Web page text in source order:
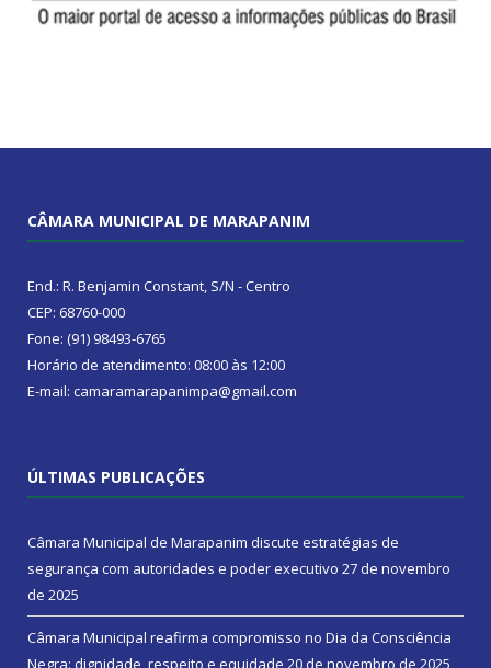
CÂMARA MUNICIPAL DE MARAPANIM
End.: R. Benjamin Constant, S/N - Centro
CEP: 68760-000
Fone: (91) 98493-6765
Horário de atendimento: 08:00 às 12:00
E-mail: camaramarapanimpa@gmail.com
ÚLTIMAS PUBLICAÇÕES
Câmara Municipal de Marapanim discute estratégias de
segurança com autoridades e poder executivo 27 de novembro
de 2025
Câmara Municipal reafirma compromisso no Dia da Consciência
Negra: dignidade, respeito e equidade 20 de novembro de 2025